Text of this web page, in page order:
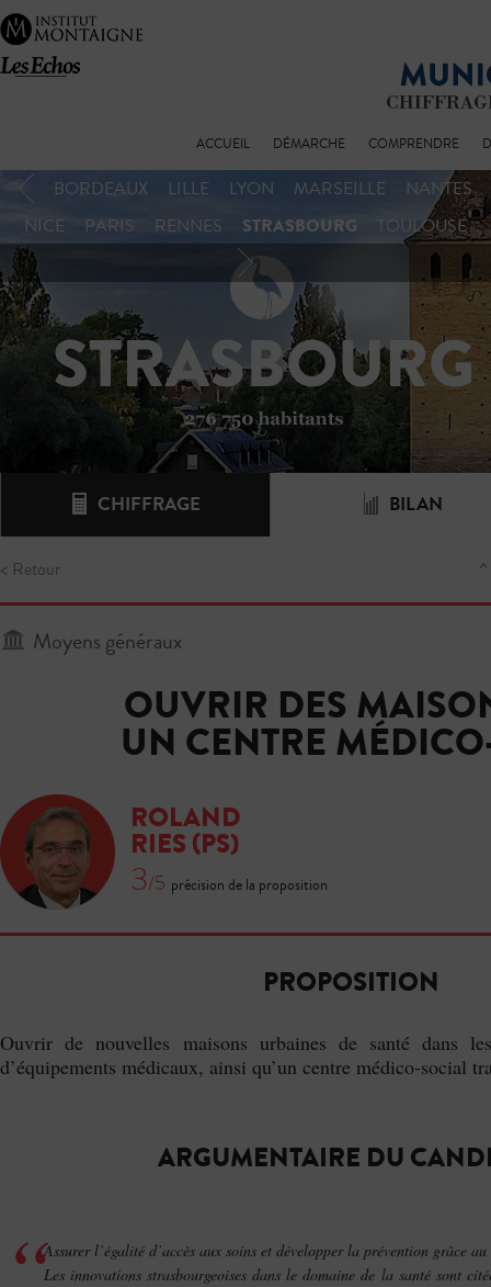
ACCUEIL DÉMARCHE COMPRENDRE
BORDEAUX LILLE LYON MARSEILLE
NANTES
NICE
PARIS RENNES STRASBOURG TOULOUSE
CHIFFRAGE BILAN
< Retour
Moyens généraux
OUVRIR DES
UN CENTRE
ROLAND
RIES (PS)
3/5 précision de la proposition
PROPOSITION
Ouvrir de nouvelles maisons urbaines de santé dans
d’équipements médicaux, ainsi qu’un centre médico-social
ARGUMENTAIRE DU
Assurer l’égalité d’accès aux soins et développer la prévention grâce
Les innovations strasbourgeoises dans le domaine de la santé sont